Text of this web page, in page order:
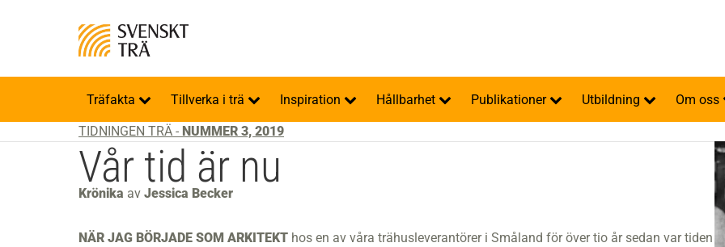
Träfakta Tillverka i trä Inspiration Hållbarhet Publikationer Utbildning Om oss
TIDNINGEN TRÄ - NUMMER 3, 2019
Vår tid är nu
Krönika av Jessica Becker
NÄR JAG BÖRJADE SOM ARKITEKT hos en av våra trähusleverantörer i Småland för över tio år sedan var tiden